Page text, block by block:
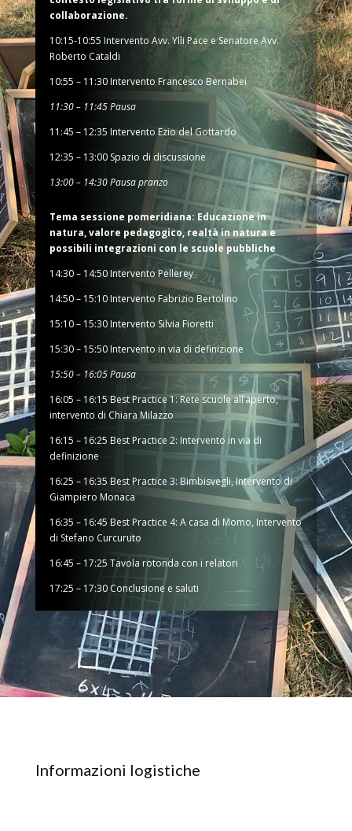
collaborazione.
10:15-10:55 Intervento Avv. Ylli Pace e Senatore Avv.
Roberto Cataldi
10:55 – 11:30 Intervento Francesco Bernabei
11:30 – 11:45 Pausa
11:45 – 12:35 Intervento Ezio del Gottardo
12:35 – 13:00 Spazio di discussione
13:00 – 14:30 Pausa pranzo
Tema sessione pomeridiana: Educazione in
natura, valore pedagogico, realtà in natura e
possibili integrazioni con le scuole pubbliche
14:30 – 14:50 Intervento Pellerey
14:50 – 15:10 Intervento Fabrizio Bertolino
15:10 – 15:30 Intervento Silvia Fioretti
15:30 – 15:50 Intervento in via di definizione
15:50 – 16:05 Pausa
16:05 – 16:15 Best Practice 1: Rete scuole all’aperto,
intervento di Chiara Milazzo
16:15 – 16:25 Best Practice 2: Intervento in via di
definizione
16:25 – 16:35 Best Practice 3: Bimbisvegli, Intervento di
Giampiero Monaca
16:35 – 16:45 Best Practice 4: A casa di Momo, Intervento
di Stefano Curcuruto
16:45 – 17:25 Tavola rotonda con i relatori
17:25 – 17:30 Conclusione e saluti
Informazioni logistiche